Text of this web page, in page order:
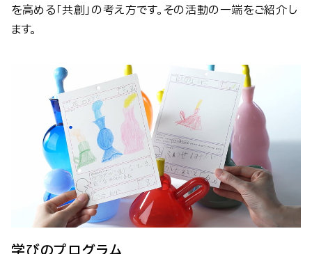
を高める「共創」の考え方です。その活動の一端をご紹介し
ます。